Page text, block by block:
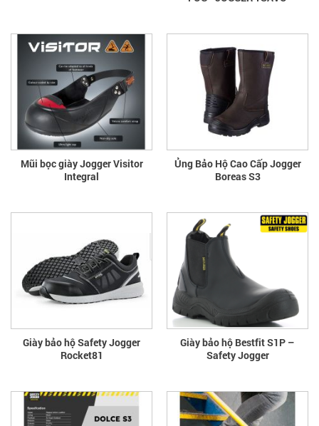
Mũi bọc giày Jogger Visitor
Integral
Ủng Bảo Hộ Cao Cấp Jogger
Boreas S3
Giày bảo hộ Safety Jogger
Rocket81
Giày bảo hộ Bestfit S1P –
Safety Jogger